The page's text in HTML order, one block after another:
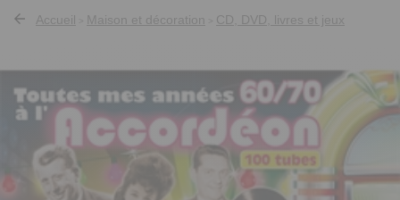
Accueil Maison et décoration CD, DVD, livres et jeux